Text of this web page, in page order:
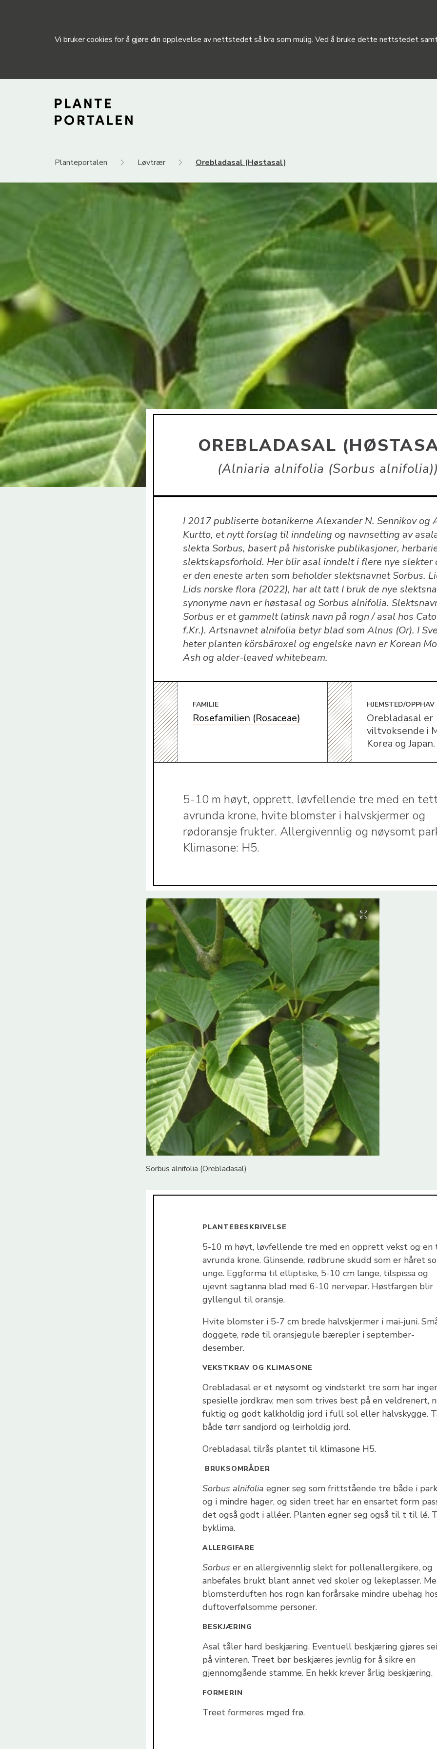
Planteportalen Løvtrær Orebladasal (Høstasal)
Vi bruker cookies for å gjøre din opplevelse av nettstedet så bra som mulig. Ved å bruke dette nettstedet
OREBLADASAL
Alniaria alnifolia (Sorbus alnifolia)
I 2017 publiserte botanikerne Alexander N. Sennikov og
Kurtto, et nytt forslag til inndeling og navnsetting av
slekta Sorbus, basert på historiske publikasjoner,
slektskapsforhold. Her blir asal inndelt i flere nye slekter
er den eneste arten som beholder slektsnavnet Sorbus.
Lids norske flora (2022), har alt tatt I bruk de nye
synonyme navn er høstasal og Sorbus alnifolia.
Sorbus er et gammelt latinsk navn på rogn / asal hos
f.Kr.). Artsnavnet alnifolia betyr blad som Alnus (Or). I
heter planten körsbäroxel og engelske navn er Korean
Ash og alder-leaved whitebeam.
FAMILIE
Rosefamilien (Rosaceae)
HJEMSTED/OPPHAV
Orebladasal er
viltvoksende i
Korea og Japan.
5-10 m høyt, opprett, løvfellende tre med en
avrunda krone, hvite blomster i halvskjermer og
rødoransje frukter. Allergivennlig og nøysomt
Klimasone: H5.
Sorbus alnifolia (Orebladasal)
PLANTEBESKRIVELSE
5-10 m høyt, løvfellende tre med en opprett vekst og en
avrunda krone. Glinsende, rødbrune skudd som er håret
unge. Eggforma til elliptiske, 5-10 cm lange, tilspissa og
ujevnt sagtanna blad med 6-10 nervepar. Høstfargen blir
gyllengul til oransje.
Hvite blomster i 5-7 cm brede halvskjermer i mai-juni.
doggete, røde til oransjegule bærepler i september-
desember.
VEKSTKRAV OG KLIMASONE
Orebladasal er et nøysomt og vindsterkt tre som har
spesielle jordkrav, men som trives best på en veldrenert,
fuktig og godt kalkholdig jord i full sol eller halvskygge.
både tørr sandjord og leirholdig jord.
Orebladasal tilrås plantet til klimasone H5.
BRUKSOMRÅDER
Sorbus alnifolia egner seg som frittstående tre både i
og i mindre hager, og siden treet har en ensartet form
det også godt i alléer. Planten egner seg også til t til lé.
byklima.
ALLERGIFARE
Sorbus er en allergivennlig slekt for pollenallergikere, og
anbefales brukt blant annet ved skoler og lekeplasser.
blomsterduften hos rogn kan forårsake mindre ubehag
duftoverfølsomme personer.
BESKJÆRING
Asal tåler hard beskjæring. Eventuell beskjæring gjøres
på vinteren. Treet bør beskjæres jevnlig for å sikre en
gjennomgående stamme. En hekk krever årlig beskjæring.
FORMERIN
Treet formeres mged frø.